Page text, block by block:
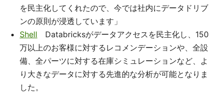
を民主化してくれたので、今では社内にデータドリブ
ンの原則が浸透しています」
Shell Databricksがデータアクセスを民主化し、150
万以上のお客様に対するレコメンデーションや、全設
備、全パーツに対する在庫シミュレーションなど、よ
り大きなデータに対する先進的な分析が可能となりま
した。